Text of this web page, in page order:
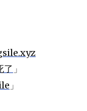
了 」
」